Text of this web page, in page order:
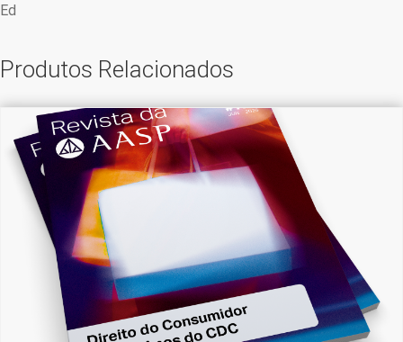
Ed
Produtos Relacionados